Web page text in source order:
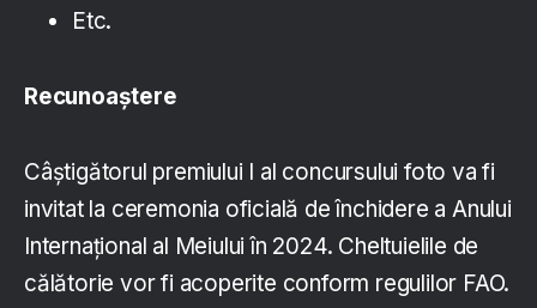
Etc.
Recunoaștere
Câștigătorul premiului I al concursului foto va fi
invitat la ceremonia oficială de închidere a Anului
Internațional al Meiului în 2024. Cheltuielile de
călătorie vor fi acoperite conform regulilor FAO.